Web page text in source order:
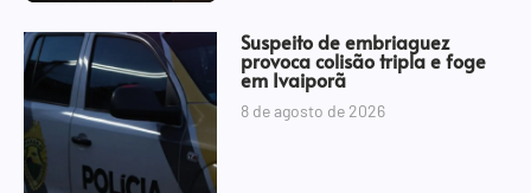
Suspeito de embriaguez
provoca colisão tripla e foge
em Ivaiporã
8 de agosto de 2026